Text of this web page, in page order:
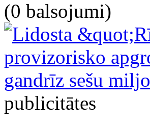
(0 balsojumi)
publicitātes